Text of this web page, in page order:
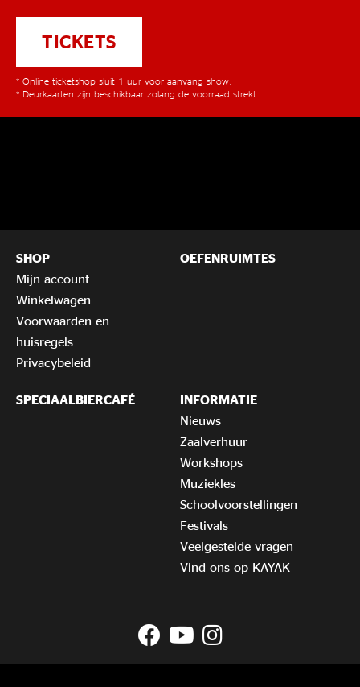
TICKETS
* Online ticketshop sluit 1 uur voor aanvang show.
* Deurkaarten zijn beschikbaar zolang de voorraad strekt.
SHOP
Mijn account
Winkelwagen
Voorwaarden en
huisregels
Privacybeleid
OEFENRUIMTES
SPECIAALBIERCAFÉ
INFORMATIE
Nieuws
Zaalverhuur
Workshops
Muziekles
Schoolvoorstellingen
Festivals
Veelgestelde vragen
Vind ons op KAYAK